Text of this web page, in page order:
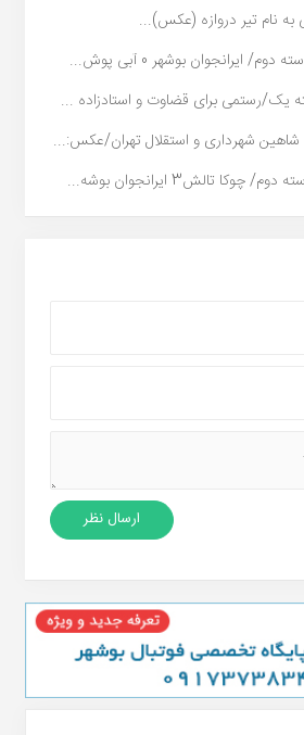
نام تیر دروازه (عکس)...
ایرانجوان بوشهر 0 آبی پوش...
یک/رستمی برای قضاوت و استادزاده ...
تالش3 ایرانجوان بوشه...